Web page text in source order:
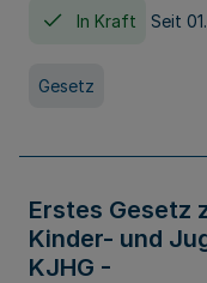
In Kraft Seit
Gesetz
Erstes Gesetz
Kinder- und
KJHG -